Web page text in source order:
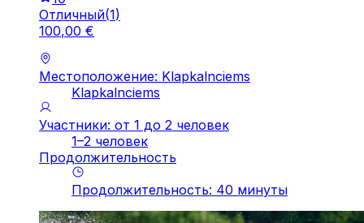
Отличный(1)
100,00 €
Местоположение: Klapkalnciems
Klapkalnciems
Участники: от 1 до 2 человек
1–2 человек
Продолжительность
Продолжительность: 40 минуты